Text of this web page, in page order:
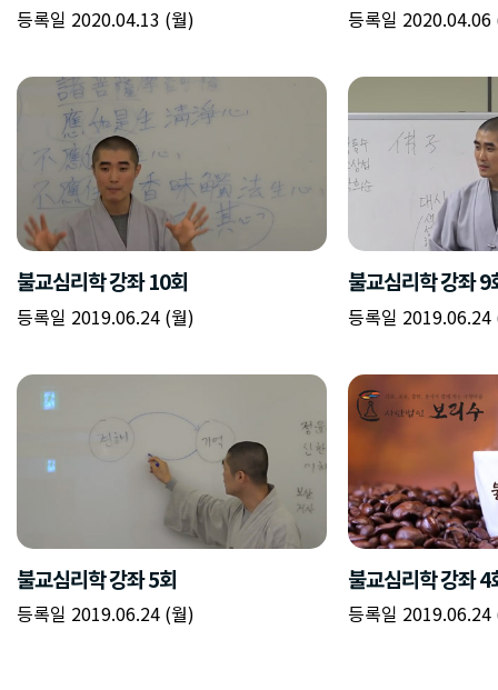
등록일 2020.04.13 (월) 등록일 2020.04.06
불교심리학 강좌 10회
등록일 2019.06.24 (월)
불교심리학 강좌 9
등록일 2019.06.24
불교심리학 강좌 5회
등록일 2019.06.24 (월)
불교심리학 강좌 4
등록일 2019.06.24